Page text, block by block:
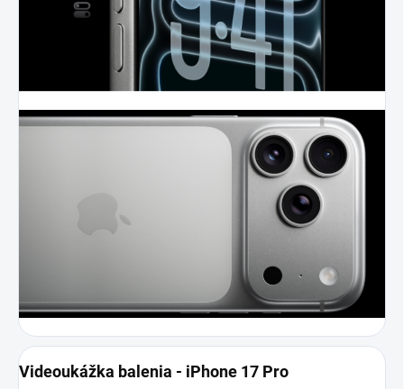
Videoukážka balenia - iPhone 17 Pro